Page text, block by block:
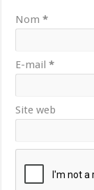
Nom*
E-mail*
Site web